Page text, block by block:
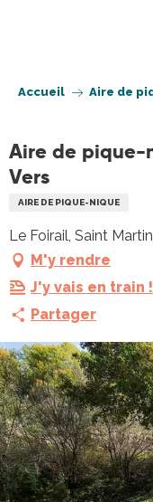
Accueil Aire de
Aire de pique-
Vers
AIRE DE PIQUE-NIQUE
Le Foirail, Saint
M'y rendre
J'y vais en train !
Partager